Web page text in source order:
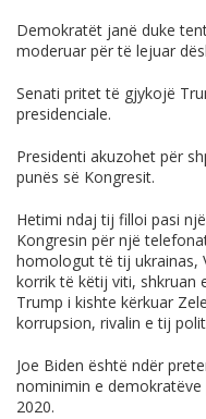
Demokratët janë duke
moderuar për të lejuar
Senati pritet të gjykojë
presidenciale.
Presidenti akuzohet për
punës së Kongresit.
Hetimi ndaj tij filloi pasi
Kongresin për një
homologut të tij ukrainas,
korrik të këtij viti, shkruan
Trump i kishte kërkuar
korrupsion, rivalin e tij
Joe Biden është ndër
nominimin e
2020.